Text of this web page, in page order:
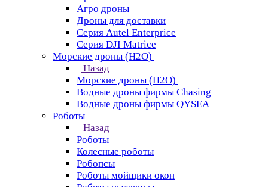
Агро дроны
Дроны для доставки
Серия Autel Enterprice
Серия DJI Matrice
Морские дроны (H2O)
Назад
Морские дроны (H2O)
Водные дроны фирмы Chasing
Водные дроны фирмы QYSEA
Роботы
Назад
Роботы
Колесные роботы
Робопсы
Роботы мойщики окон